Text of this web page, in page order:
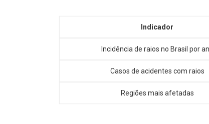
Indicador
Incidência de raios no Brasil por
Casos de acidentes com raios
Regiões mais afetadas